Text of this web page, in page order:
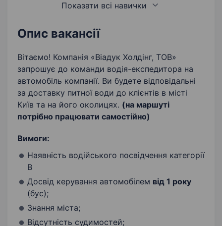
Комунікабельність Відповідальність
Стресостійкість Активність
Доброзичливість Знання доріг міста
Показати всі навички
Опис вакансії
Вітаємо! Компанія «Віадук Холдінг, ТОВ»
запрошує до команди водія-експедитора на
автомобіль компанії. Ви будете відповідальні
за доставку питної води до клієнтів в місті
Київ та на його околицях. (на маршуті
потрібно працювати самостійно)
Вимоги:
Наявність водійського посвідчення категорії
В
Досвід керування автомобілем від 1 року
(бус);
Знання міста;
Відсутність судимостей;